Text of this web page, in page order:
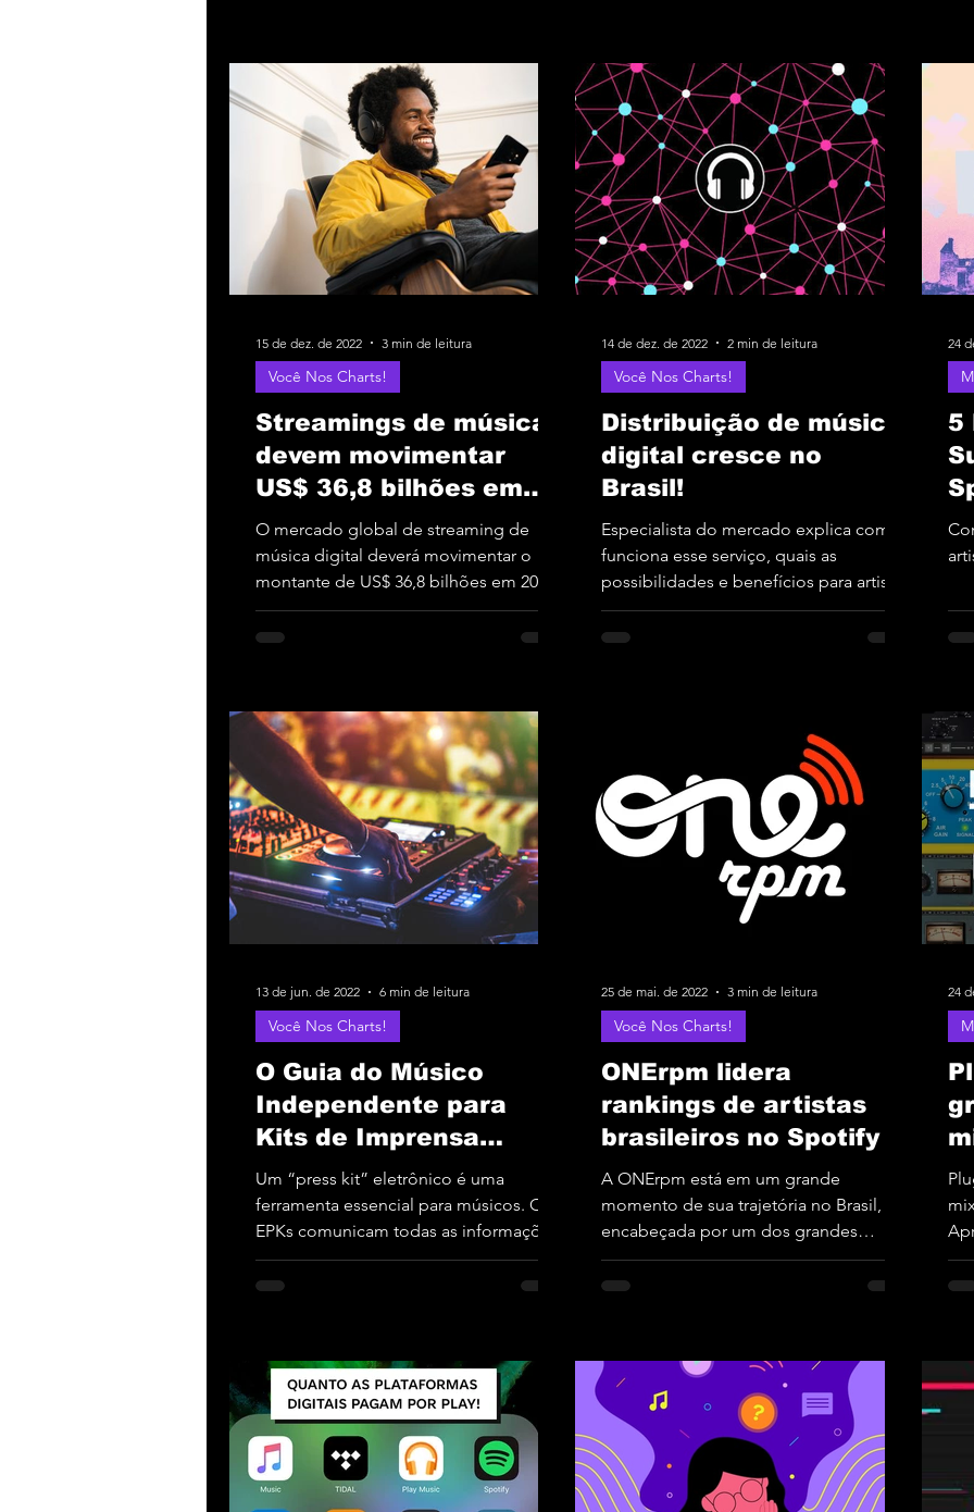
Streamings de música
devem movimentar
US$ 36,8 bilhões em
2026!
O mercado global de streaming de
música digital deverá movimentar o
montante de US$ 36,8 bilhões em 2026,
o que representa que a revolução..
Você Nos Charts!
15 de dez. de 2022 3 min de leitura
Distribuição de música
digital cresce no
Brasil!
Especialista do mercado explica como
funciona esse serviço, quais as
possibilidades e benefícios para artistas
independentes!
Você Nos Charts!
14 de dez. de 2022 2 min de leitura
5
24
O Guia do Músico
Independente para
Kits de Imprensa
Eletrônicos (EPKs).
Um “press kit” eletrônico é uma
ferramenta essencial para músicos. Os
EPKs comunicam todas as informações
importantes que festivais...
Você Nos Charts!
13 de jun. de 2022 6 min de leitura
ONErpm lidera
rankings de artistas
brasileiros no Spotify e
YouTube Music!
A ONErpm está em um grande
momento de sua trajetória no Brasil,
encabeçada por um dos grandes
nomes da indústria musical...
Você Nos Charts!
25 de mai. de 2022 3 min de leitura 24